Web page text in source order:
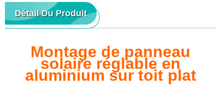
Détail Du Produit
Montage de panneau
solaire réglable en
aluminium sur toit plat